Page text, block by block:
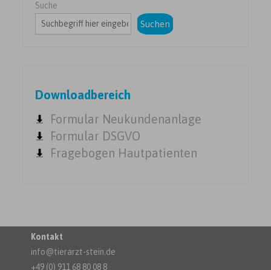
Suche
Suchen
Downloadbereich
Formular Neukundenanlage
Formular DSGVO
Fragebogen Hautpatienten
Kontakt
info@tierarzt-stein.de
+49 (0) 911 68 80 08 8